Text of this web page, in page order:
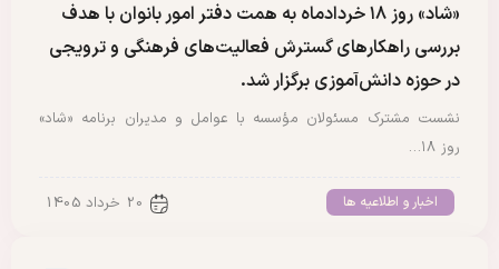
«شاد» روز ۱۸ خردادماه به همت دفتر امور بانوان با هدف
بررسی راهکارهای گسترش فعالیت‌های فرهنگی و ترویجی
در حوزه دانش‌آموزی برگزار شد.
نشست مشترک مسئولان مؤسسه با عوامل و مدیران برنامه «شاد»
روز ۱۸…
اخبار و اطلاعیه ها 20 خرداد 1405